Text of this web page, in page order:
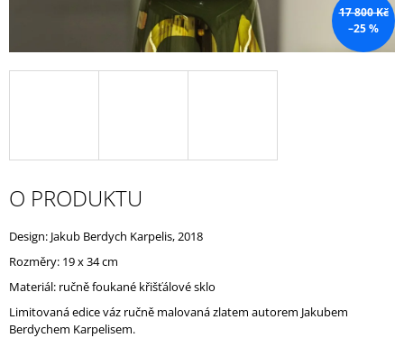
17 800 Kč
–25 %
O PRODUKTU
Design: Jakub Berdych Karpelis, 2018
Rozměry: 19 x 34 cm
Materiál: ručně foukané křišťálové sklo
Limitovaná edice váz ručně malovaná zlatem autorem Jakubem
Berdychem Karpelisem.
U
E
E